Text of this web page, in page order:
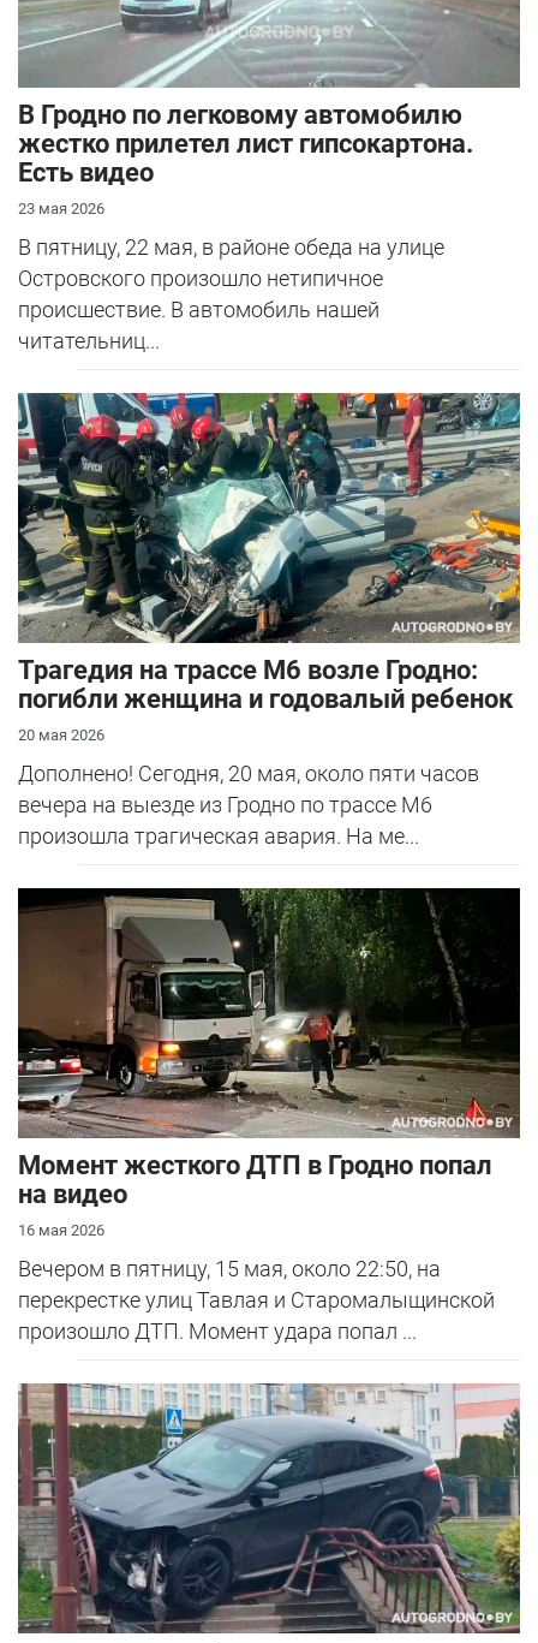
В Гродно по легковому автомобилю
жестко прилетел лист гипсокартона.
Есть видео
23 мая 2026
В пятницу, 22 мая, в районе обеда на улице
Островского произошло нетипичное
происшествие. В автомобиль нашей
читательниц...
Трагедия на трассе М6 возле Гродно:
погибли женщина и годовалый ребенок
20 мая 2026
Дополнено! Сегодня, 20 мая, около пяти часов
вечера на выезде из Гродно по трассе М6
произошла трагическая авария. На ме...
Момент жесткого ДТП в Гродно попал
на видео
16 мая 2026
Вечером в пятницу, 15 мая, около 22:50, на
перекрестке улиц Тавлая и Старомалыщинской
произошло ДТП. Момент удара попал ...